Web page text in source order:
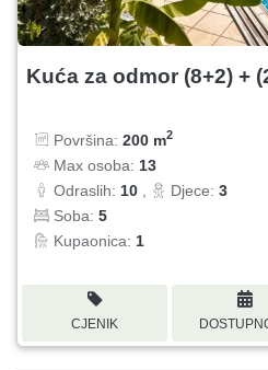
mi ne koristimo! Mi smo
običaje! Web adresa Villa Elle
Kuća za odmor (8+2) +
Površina: 200 m2
Max osoba: 13
Odraslih: 10 Djece: 3
Soba: 5
Kupaonica: 1
CJENIK